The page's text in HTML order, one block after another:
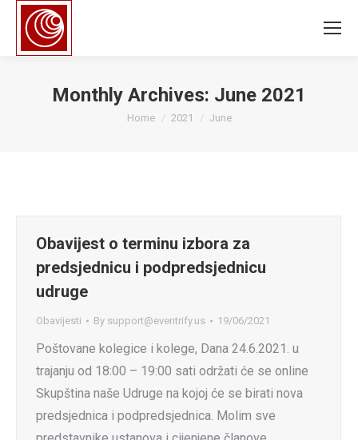
Monthly Archives: June 2021
You are here:
Home 2021 June
Obavijest o terminu izbora za
predsjednicu i podpredsjednicu
udruge
Obavijesti By support@eventrify.us 19/06/2021
Poštovane kolegice i kolege, Dana 24.6.2021. u
trajanju od 18:00 – 19:00 sati održati će se online
Skupština naše Udruge na kojoj će se birati nova
predsjednica i podpredsjednica. Molim sve